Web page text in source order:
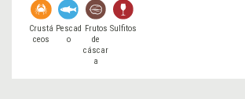
Crustá
ceos
Pescad
o
Frutos
de
cáscar
a
Sulfitos